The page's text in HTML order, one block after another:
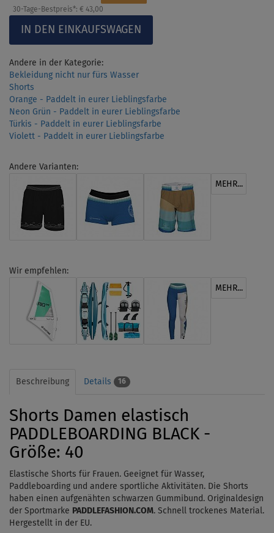
30-Tage-Bestpreis*: € 43,00
Andere in der Kategorie:
Bekleidung nicht nur fürs Wasser
Shorts
Orange - Paddelt in eurer Lieblingsfarbe
Neon Grün - Paddelt in eurer Lieblingsfarbe
Türkis - Paddelt in eurer Lieblingsfarbe
Violett - Paddelt in eurer Lieblingsfarbe
Andere Varianten:
MEHR...
Wir empfehlen:
MEHR...
Beschreibung Details 16
Shorts Damen elastisch
PADDLEBOARDING BLACK -
Größe: 40
Elastische Shorts für Frauen. Geeignet für Wasser,
Paddleboarding und andere sportliche Aktivitäten. Die Shorts
haben einen aufgenähten schwarzen Gummibund. Originaldesign
der Sportmarke PADDLEFASHION.COM. Schnell trockenes Material.
Hergestellt in der EU.